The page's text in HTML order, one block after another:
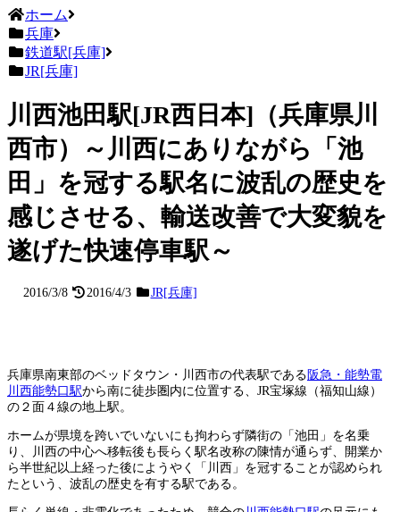
ホーム
兵庫
鉄道駅[兵庫]
JR[兵庫]
川西池田駅[JR西日本]（兵庫県川
西市）～川西にありながら「池
田」を冠する駅名に波乱の歴史を
感じさせる、輸送改善で大変貌を
遂げた快速停車駅～
2016/3/8 2016/4/3 JR[兵庫]
兵庫県南東部のベッドタウン・川西市の代表駅である 阪急・能勢電
川西能勢口駅から南に徒歩圏内に位置する、JR宝塚線（福知山線）
の２面４線の地上駅。
ホームが県境を跨いでいないにも拘わらず隣街の「池田」を名乗
り、川西の中心へ移転後も長らく駅名改称の陳情が通らず、開業か
ら半世紀以上経った後にようやく「川西」を冠することが認められ
たという、波乱の歴史を有する駅である。